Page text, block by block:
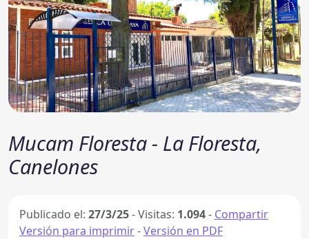
Mucam Floresta - La Floresta,
Canelones
Publicado el: 27/3/25-Visitas: 1.094- Compartir
Versión para imprimir-Versión en PDF